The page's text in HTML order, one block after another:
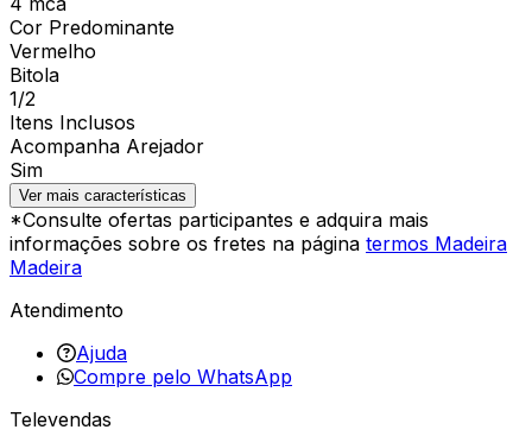
Cor Predominante
Vermelho
Bitola
1/2
Itens Inclusos
Acompanha Arejador
Sim
Ver mais características
*Consulte ofertas participantes e adquira mais
informações sobre os fretes na página termos Madeira
Madeira
Atendimento
Ajuda
Compre pelo WhatsApp
Televendas